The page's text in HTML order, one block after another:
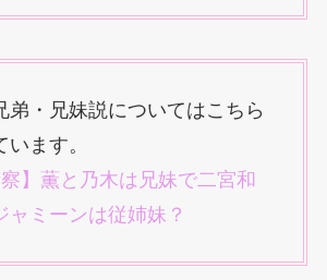
弟・兄妹説についてはこちら
ます。
察】薫と乃木は兄妹で二宮和
ャミーンは従姉妹？